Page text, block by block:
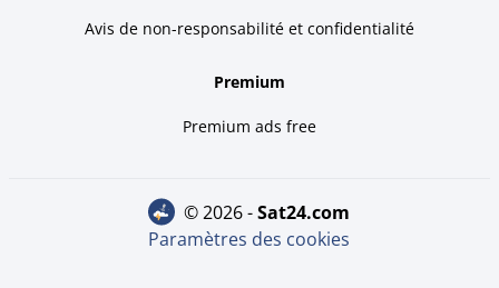
Avis de non-responsabilité et confidentialité
Premium
Premium ads free
© 2026 - sat24.com
Paramètres des cookies